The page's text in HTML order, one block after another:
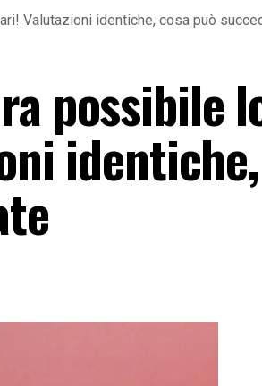
Valutazioni identiche, cosa può
possibile
identiche,